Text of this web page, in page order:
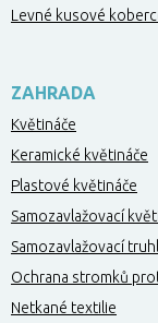
Levné kusové
ZAHRADA
Květináče
Keramické květináče
Plastové květináče
Samozavlažovací
Samozavlažovací
Ochrana stromků
Netkané textilie